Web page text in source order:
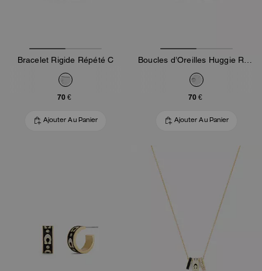
Bracelet Rigide Répété C
70 €
Ajouter Au Panier
70 €
Ajouter Au Panier